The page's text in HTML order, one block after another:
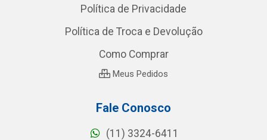
Política de Privacidade
Política de Troca e Devolução
Como Comprar
Meus Pedidos
Fale Conosco
(11) 3324-6411